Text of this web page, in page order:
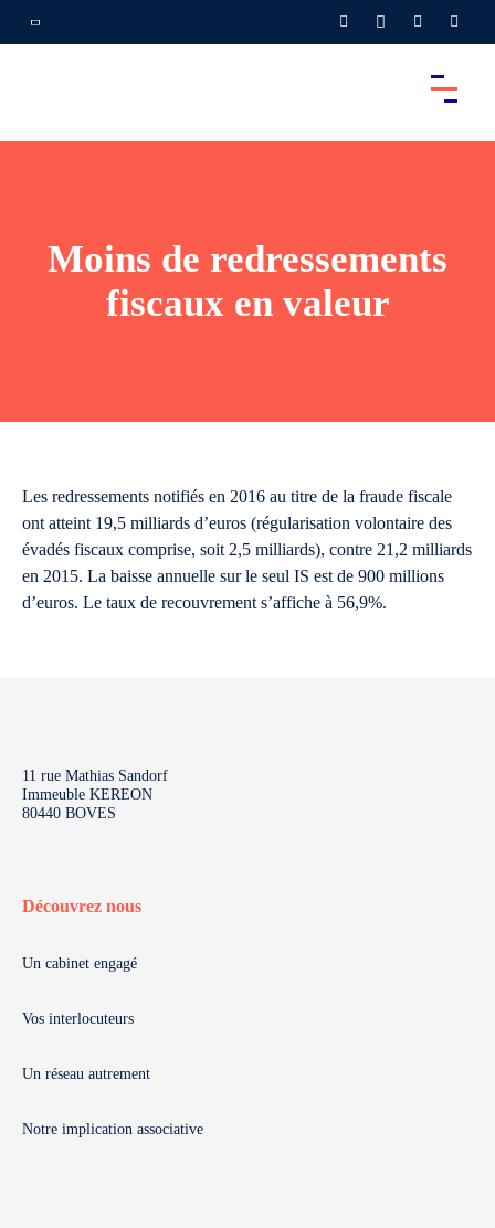
Moins de redressements
fiscaux en valeur
Les redressements notifiés en 2016 au titre de la fraude fiscale
ont atteint 19,5 milliards d’euros (régularisation volontaire des
évadés fiscaux comprise, soit 2,5 milliards), contre 21,2 milliards
en 2015. La baisse annuelle sur le seul IS est de 900 millions
d’euros. Le taux de recouvrement s’affiche à 56,9%.
11 rue Mathias Sandorf
Immeuble KEREON
80440 BOVES
Découvrez nous
Un cabinet engagé
Vos interlocuteurs
Un réseau autrement
Notre implication associative